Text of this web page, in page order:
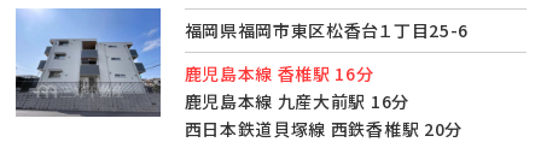
福岡県福岡市東区松香台１丁目25-6
鹿児島本線 香椎駅 16分
鹿児島本線 九産大前駅 16分
西日本鉄道貝塚線 西鉄香椎駅 20分